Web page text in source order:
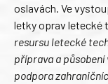
oslavách. Ve
letky oprav letecké
resursu letecké
příprava a
podpora